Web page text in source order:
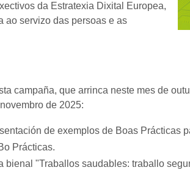
da Estratexia Dixital Europea,
ao servizo das persoas e as
campaña, que arrinca neste mes de
de 2025:
de exemplos de Boas Prácticas
Prácticas.
bienal "Traballos saudables: traballo